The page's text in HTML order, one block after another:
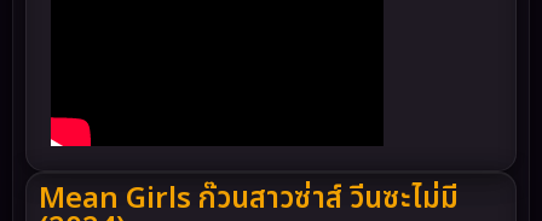
Mean Girls ก๊วนสาวซ่าส์ วีนซะไม่มี